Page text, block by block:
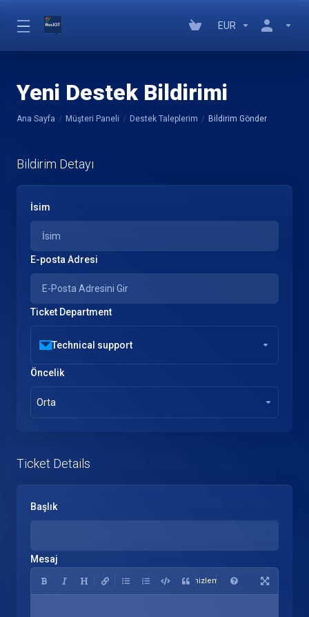
EUR
Yeni Destek Bildirimi
Ana Sayfa Müşteri Paneli Destek Taleplerim Bildirim Gönder
Bildirim Detayı
İsim
E-posta Adresi
Ticket Department
Technical support
Öncelik
Orta
Ticket Details
Başlık
Mesaj
Önizleme